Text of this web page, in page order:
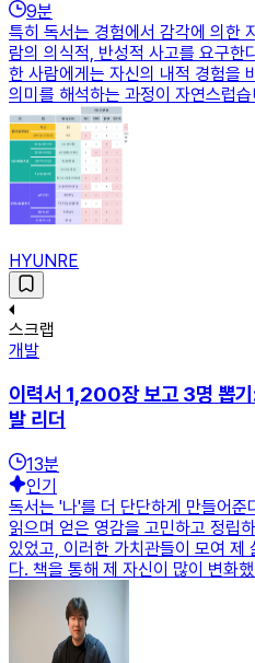
9분
특히 독서는 경험에서 감각에 의한
람의 의식적, 반성적 사고를 요구한
한 사람에게는 자신의 내적 경험을
의미를 해석하는 과정이 자연스럽
HYUNRE
스크랩
개발
이력서 1,200장 보고 3명 뽑기
발 리더
13분
인기
독서는 '나'를 더 단단하게 만들어
읽으며 얻은 영감을 고민하고 정립
있었고, 이러한 가치관들이 모여 제
다. 책을 통해 제 자신이 많이 변화